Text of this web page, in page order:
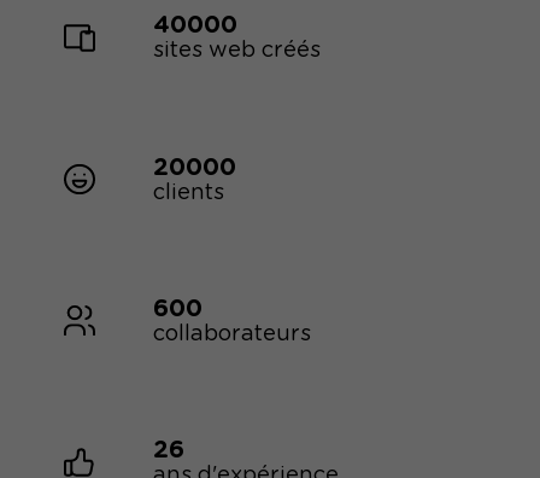
40000
sites web créés
20000
clients
600
collaborateurs
26